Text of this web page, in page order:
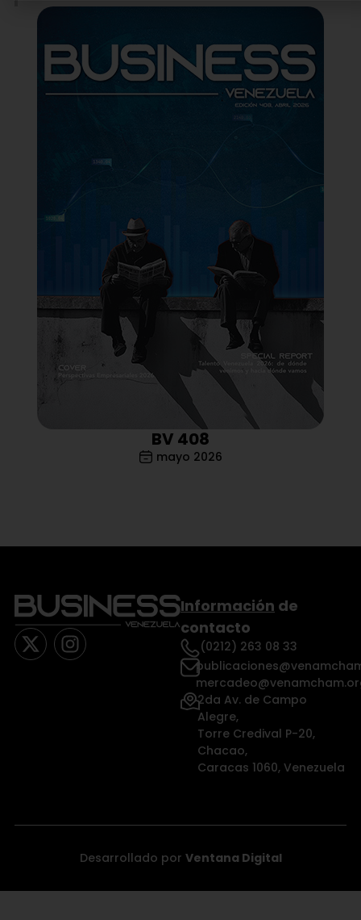
BV 408
mayo 2026
Información de
contacto
(0212) 263 08 33
2da Av. de Campo
Alegre,
Torre Credival P-20,
Chacao,
Caracas 1060, Venezuela
Desarrollado por Ventana Digital